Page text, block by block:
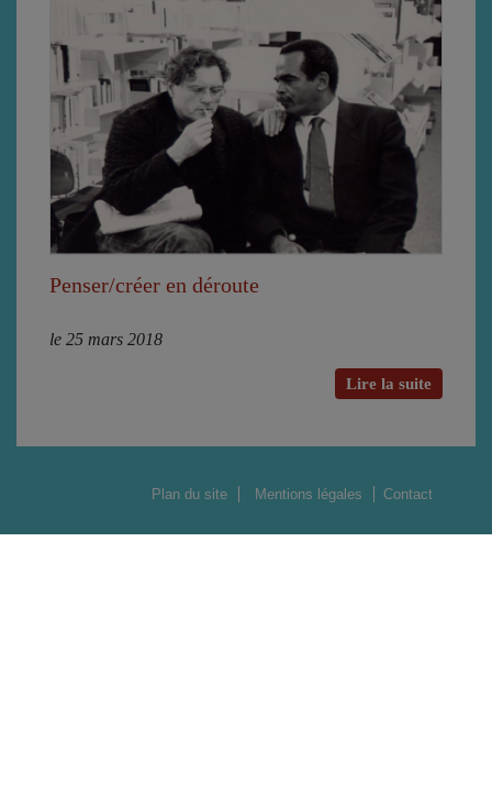
Penser/créer en déroute
le 25 mars 2018
Lire la suite
Plan du site Mentions légales Contact